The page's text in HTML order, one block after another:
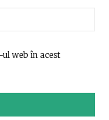
web în acest